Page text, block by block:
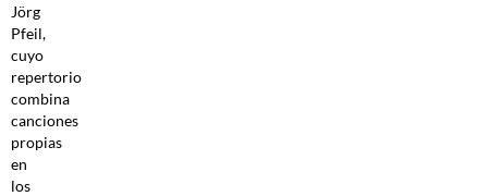
Jörg
Pfeil,
cuyo
repertorio
combina
canciones
propias
en
los